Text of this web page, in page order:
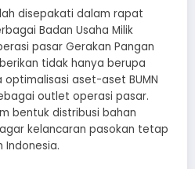
disepakati dalam rapat
Badan Usaha Milik
pasar Gerakan Pangan
tidak hanya berupa
aset-aset BUMN
outlet operasi pasar.
bentuk distribusi bahan
kelancaran pasokan tetap
Indonesia.